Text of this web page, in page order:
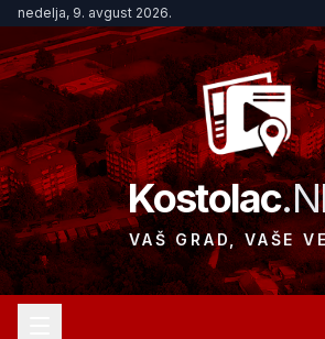
nedelja, 9. avgust 2026.
Kostolac
VAŠ GRAD, VAŠE